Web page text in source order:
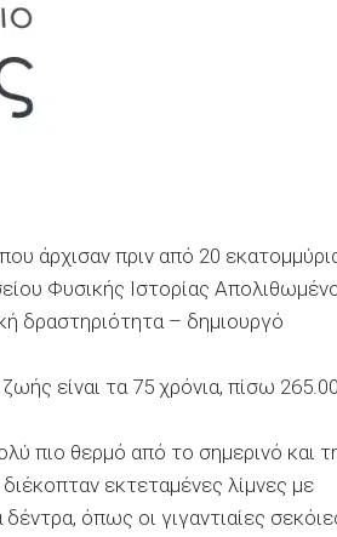
άρχισαν πριν από 20
Φυσικής Ιστορίας
δραστηριότητα – δηµιουργό
είναι τα 75 χρόνια, πίσω
πιο θερµό από το σηµερινό και
εκτεταµένες λίµνες µε
όπως οι γιγαντιαίες